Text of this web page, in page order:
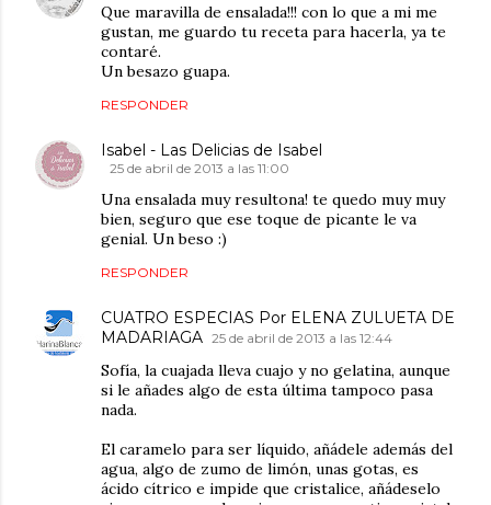
Que maravilla de ensalada!!! con lo que a mi me
gustan, me guardo tu receta para hacerla, ya te
contaré.
Un besazo guapa.
RESPONDER
Isabel - Las Delicias de Isabel
25 de abril de 2013 a las 11:00
Una ensalada muy resultona! te quedo muy muy
bien, seguro que ese toque de picante le va
genial. Un beso :)
RESPONDER
CUATRO ESPECIAS Por ELENA ZULUETA DE
MADARIAGA 25 de abril de 2013 a las 12:44
Sofía, la cuajada lleva cuajo y no gelatina, aunque
si le añades algo de esta última tampoco pasa
nada.
El caramelo para ser líquido, añádele además del
agua, algo de zumo de limón, unas gotas, es
ácido cítrico e impide que cristalice, añádeselo